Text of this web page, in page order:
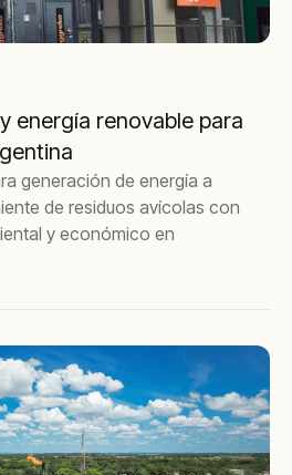
energía renovable para
generación de energía a
de residuos avícolas con
y económico en